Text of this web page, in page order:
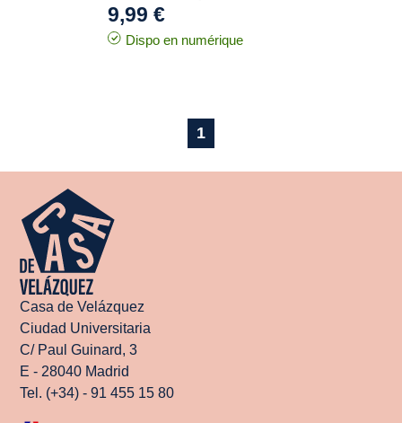
9,99 €
Dispo en numérique
1
Casa de Velázquez
Ciudad Universitaria
C/ Paul Guinard, 3
E - 28040 Madrid
Tel. (+34) - 91 455 15 80